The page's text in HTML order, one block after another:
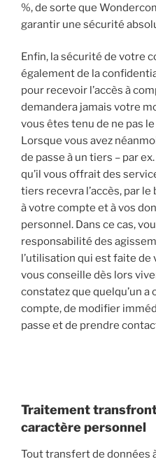
%, de sorte que
garantir une sécurité
Enfin, la sécurité de votre
également de la
pour recevoir l’accès à
demandera jamais votre
vous êtes tenu de ne pas
Lorsque vous avez
de passe à un tiers – par
qu’il vous offrait des
tiers recevra l’accès, par
à votre compte et à vos
personnel. Dans ce cas,
responsabilité des
l’utilisation qui est faite
vous conseille dès lors
constatez que quelqu’un a
compte, de modifier
passe et de prendre
Traitement
caractère personnel
Tout transfert de données